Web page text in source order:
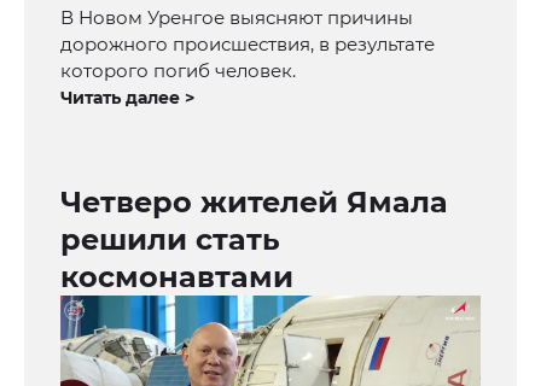
В Новом Уренгое выясняют причины
дорожного происшествия, в результате
которого погиб человек.
Читать далее >
Четверо жителей Ямала
решили стать
космонавтами